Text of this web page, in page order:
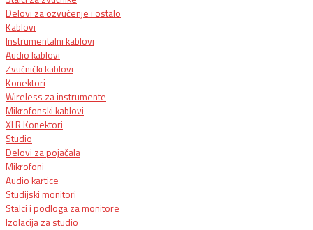
Delovi za ozvučenje i ostalo
Kablovi
Instrumentalni kablovi
Audio kablovi
Zvučnički kablovi
Konektori
Wireless za instrumente
Mikrofonski kablovi
XLR Konektori
Studio
Delovi za pojačala
Mikrofoni
Audio kartice
Studijski monitori
Stalci i podloga za monitore
Izolacija za studio